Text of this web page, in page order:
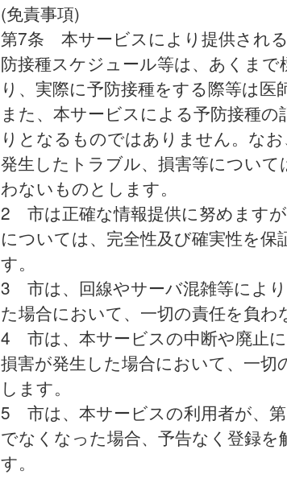
(免責事項)
第7条 本サービスにより提供され
防接種スケジュール等は、あくまで
り、実際に予防接種をする際等は医
また、本サービスによる予防接種の
りとなるものではありません。な
発生したトラブル、損害等について
わないものとします。
2 市は正確な情報提供に努めます
については、完全性及び確実性を保
す。
3 市は、回線やサーバ混雑等によ
た場合において、一切の責任を負わ
4 市は、本サービスの中断や廃止
損害が発生した場合において、一切
します。
5 市は、本サービスの利用者が、
でなくなった場合、予告なく登録を
す。